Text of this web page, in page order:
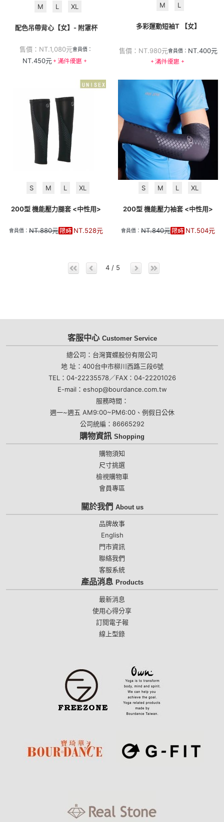
M L XL
配色吊帶背心【女】- 附罩杯
售價： NT.1,080元會員價：
NT.450元
M L
多彩運動短袖T 【女】
售價： NT.980元會員價： NT.400元
S M L XL
200型 機能壓力腿套 <中性用>
會員價： NT.880元 NT.528元
S M L XL
200型 機能壓力袖套 <中性用>
會員價： NT.840元 NT.504元
4 / 5
客服中心 Customer Service
總公司：台灣寶蝶股份有限公司
地 址：400台中市柳川西路三段6號
TEL：04-22235578／FAX：04-22201026
E-mail：eshop@bourdance.com.tw
服務時間：
週一~週五 AM9:00~PM6:00、例假日公休
公司統編：86665292
購物資訊 Shopping
購物須知
尺寸挑選
檢視購物車
會員專區
關於我們 About us
品牌故事
English
門市資訊
聯絡我們
客服系統
產品消息 Products
最新消息
使用心得分享
訂閱電子報
線上型錄